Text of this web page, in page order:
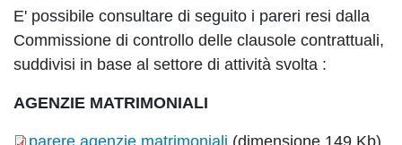
E' possibile consultare di seguito i pareri resi dalla
Commissione di controllo delle clausole contrattuali,
suddivisi in base al settore di attività svolta :
AGENZIE MATRIMONIALI
parere agenzie matrimoniali (dimensione 149 Kb)